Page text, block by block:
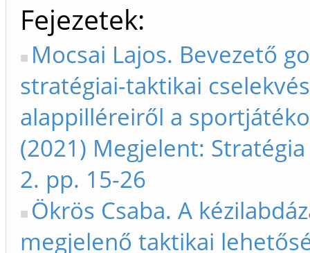
Fejezetek
Mocsai Lajos. Bevezető
stratégiai-taktikai cselekvés
alappilléreiről a
(2021) Megjelent:
2. pp. 15-26
Ökrös Csaba. A
megjelenő taktikai